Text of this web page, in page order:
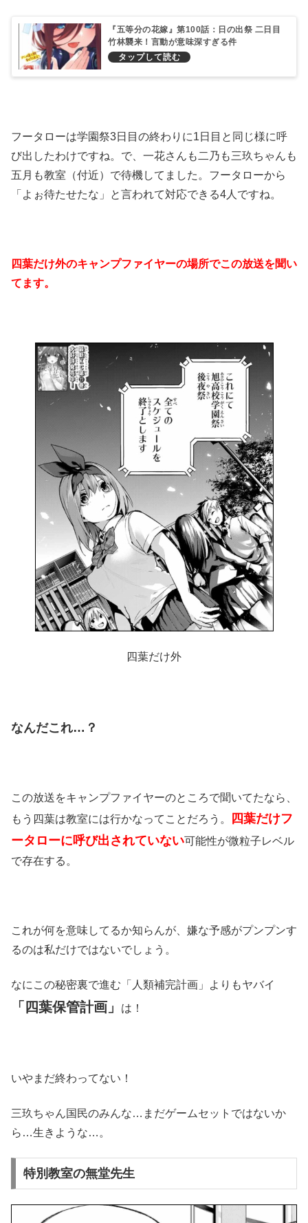
『五等分の花嫁』第100話：日の出祭 二日目
竹林襲来！言動が意味深すぎる件
フータローは学園祭3日目の終わりに1日目と同じ様に呼
び出したわけですね。で、一花さんも二乃も三玖ちゃんも
五月も教室（付近）で待機してました。フータローから
「よぉ待たせたな」と言われて対応できる4人ですね。
四葉だけ外のキャンプファイヤーの場所でこの放送を聞い
てます。
四葉だけ外
なんだこれ…？
この放送をキャンプファイヤーのところで聞いてたなら、
もう四葉は教室には行かなってことだろう。
四葉だけフ
ータローに呼び出されていない可能性が微粒子レベル
で存在する。
これが何を意味してるか知らんが、嫌な予感がプンプンす
るのは私だけではないでしょう。
なにこの秘密裏で進む「人類補完計画」よりもヤバイ
「四葉保管計画」 は！
いやまだ終わってない！
三玖ちゃん国民のみんな…まだゲームセットではないか
ら…生きような…。
特別教室の無堂先生